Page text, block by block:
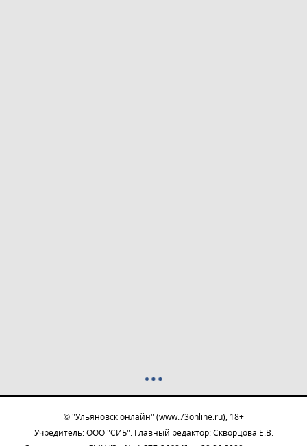
© "Ульяновск онлайн" (www.73online.ru), 18+
Учредитель: ООО "СИБ". Главный редактор: Скворцова Е.В.